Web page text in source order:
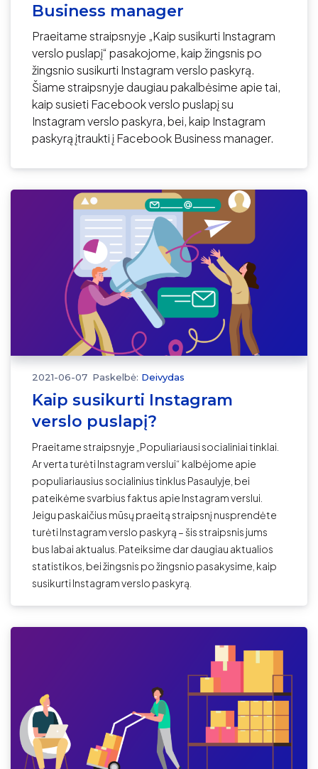
Business manager
Praeitame straipsnyje „Kaip susikurti Instagram
verslo puslapį“ pasakojome, kaip žingsnis po
žingsnio susikurti Instagram verslo paskyrą.
Šiame straipsnyje daugiau pakalbėsime apie tai,
kaip susieti Facebook verslo puslapį su
Instagram verslo paskyra, bei, kaip Instagram
paskyrą įtraukti į Facebook Business manager.
2021-06-07 Paskelbė: Deivydas
Kaip susikurti Instagram
verslo puslapį?
Praeitame straipsnyje „Populiariausi socialiniai tinklai.
Ar verta turėti Instagram verslui“ kalbėjome apie
populiariausius socialinius tinklus Pasaulyje, bei
pateikėme svarbius faktus apie Instagram verslui.
Jeigu paskaičius mūsų praeitą straipsnį nusprendėte
turėti Instagram verslo paskyrą – šis straipsnis jums
bus labai aktualus. Pateiksime dar daugiau aktualios
statistikos, bei žingsnis po žingsnio pasakysime, kaip
susikurti Instagram verslo paskyrą.